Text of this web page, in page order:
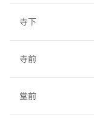
寺下
寺前
堂前